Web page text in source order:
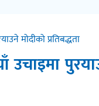
मोदीको प्रतिबद्धता